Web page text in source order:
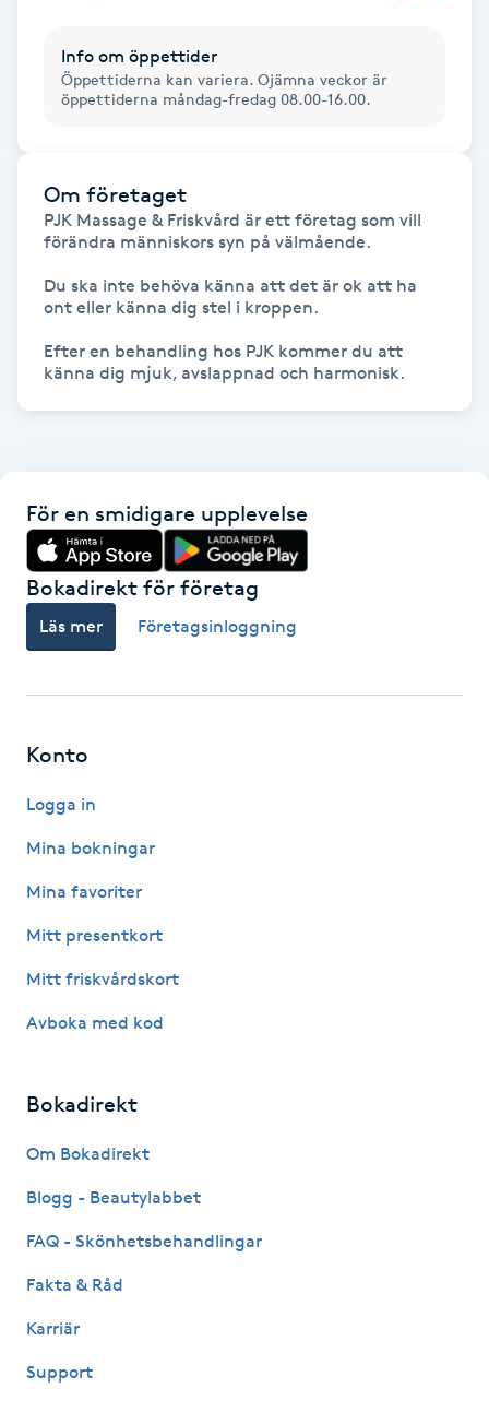
Gel naglar
Gellack
Gellack med förstärkning
Gravidmassage
Gravidyoga
H
Hatha Yoga
Healing
Herrklippning
Hollywood Peel
Hot Stone Massage
Hudvård
Hyaluronsyra
Hypnos
Info om öppettider
Öppettiderna kan variera. Ojämna veckor är
öppettiderna måndag-fredag 08.00-16.00.
Om företaget
PJK Massage & Friskvård är ett företag som vill
förändra människors syn på välmående.
Du ska inte behöva känna att det är ok att ha
ont eller känna dig stel i kroppen.
Efter en behandling hos PJK kommer du att
känna dig mjuk, avslappnad och harmonisk.
För en smidigare upplevelse
Bokadirekt för företag
Läs mer Företagsinloggning
Konto
Logga in
Mina bokningar
Mina favoriter
Mitt presentkort
Mitt friskvårdskort
Avboka med kod
Bokadirekt
Om Bokadirekt
Blogg - Beautylabbet
FAQ - Skönhetsbehandlingar
Fakta & Råd
Karriär
Support